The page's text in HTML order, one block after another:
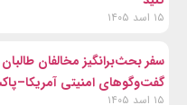
۱۵ اسد ۱۴۰۵
سفر بحث‌برانگیز مخالفان
گفت‌وگوهای امنیتی
۱۵ اسد ۱۴۰۵